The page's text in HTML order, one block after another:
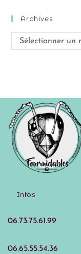
Archives
Sélectionner un
Infos
06.73.75.61.99
06.65.55.54.36